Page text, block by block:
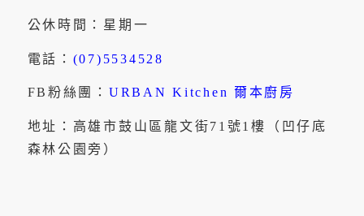
公休時間：星期一
電話： (07)5534528
FB粉絲團： URBAN Kitchen 爾本廚房
地址：高雄市鼓山區龍文街71號1樓（凹仔底
森林公園旁）